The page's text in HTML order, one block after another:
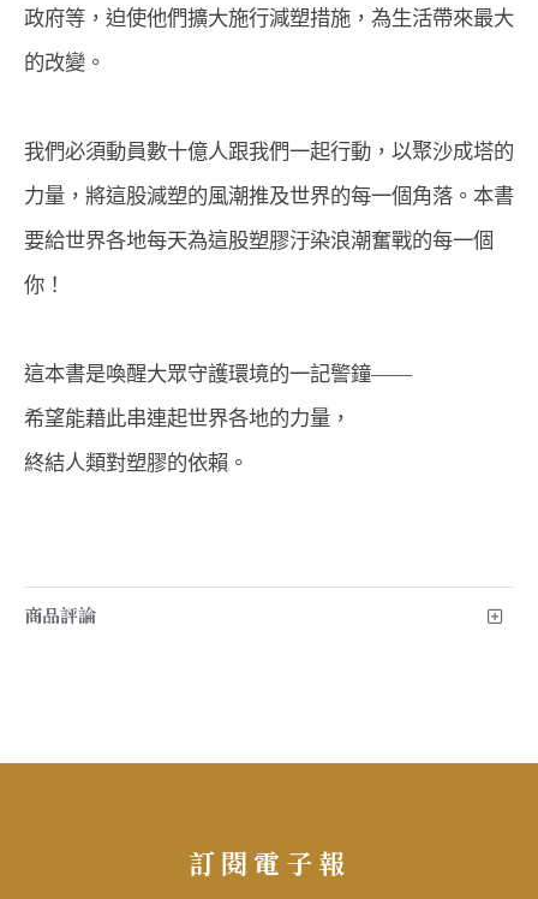
政府等，迫使他們擴大施行減塑措施，為生活帶來最大
的改變。
我們必須動員數十億人跟我們一起行動，以聚沙成塔的
力量，將這股減塑的風潮推及世界的每一個角落。本書
要給世界各地每天為這股塑膠汙染浪潮奮戰的每一個
你！
這本書是喚醒大眾守護環境的一記警鐘——
希望能藉此串連起世界各地的力量，
終結人類對塑膠的依賴。
商品評論
訂閱電子報